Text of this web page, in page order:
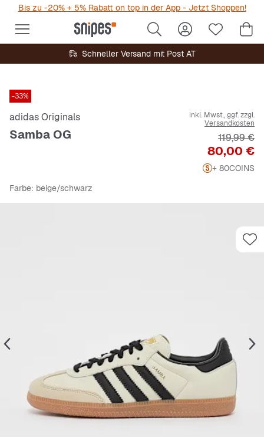
Bis zu -20% + 5% Rabatt on top in der App - Jetzt Shoppen!
Schneller Versand mit Post AT
-33%
adidas Originals
Samba OG
inkl. Mwst., ggf. zzgl.
Versandkosten
Preis
80,00 €
119,99 €
+ 80COINS
Farbe: beige/schwarz